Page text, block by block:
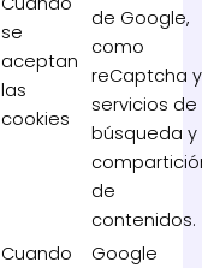
se
aceptan
las
cookies
de Google,
como
reCaptcha y
servicios de
búsqueda y
de
contenidos.
Cuando
Google